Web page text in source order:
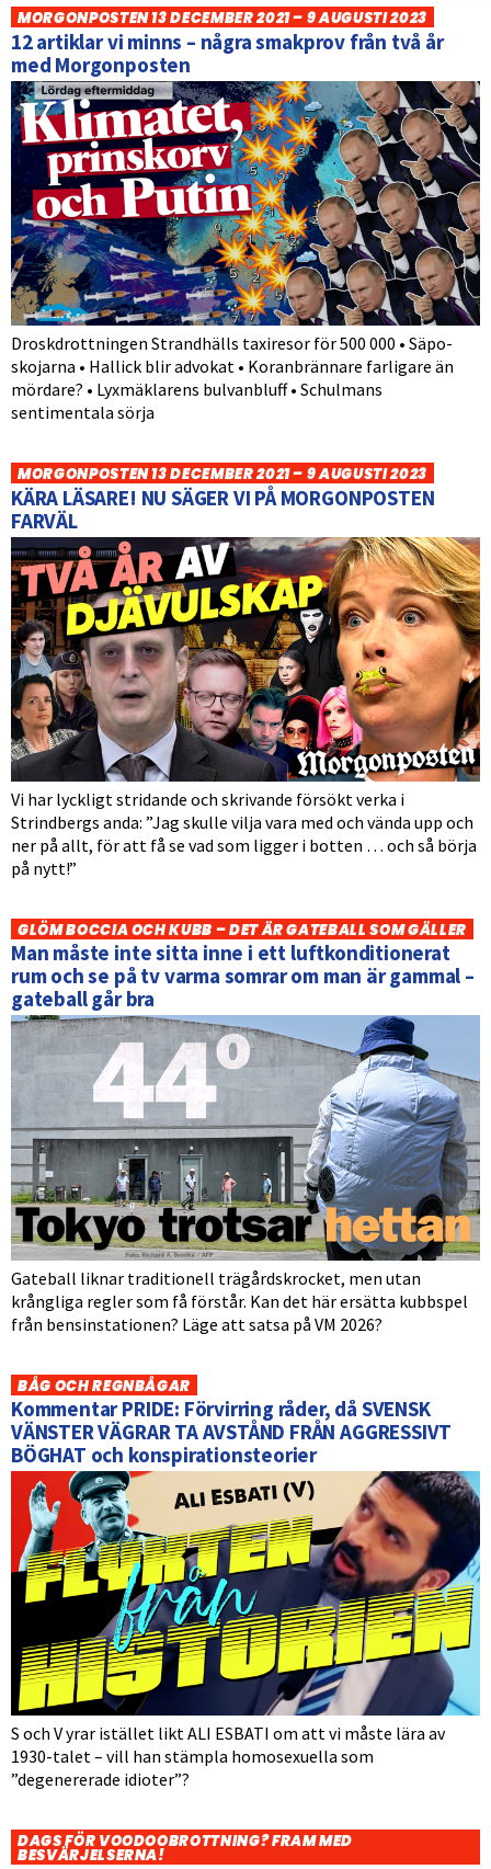
MORGONPOSTEN 13 DECEMBER 2021 – 9 AUGUSTI 2023
12 artiklar vi minns – några smakprov från två år
med Morgonposten
Droskdrottningen Strandhälls taxiresor för 500 000 • Säpo-
skojarna • Hallick blir advokat • Koranbrännare farligare än
mördare? • Lyxmäklarens bulvanbluff • Schulmans
sentimentala sörja
MORGONPOSTEN 13 DECEMBER 2021 – 9 AUGUSTI 2023
KÄRA LÄSARE! NU SÄGER VI PÅ MORGONPOSTEN
FARVÄL
Vi har lyckligt stridande och skrivande försökt verka i
Strindbergs anda: ”Jag skulle vilja vara med och vända upp och
ner på allt, för att få se vad som ligger i botten … och så börja
på nytt!”
GLÖM BOCCIA OCH KUBB – DET ÄR GATEBALL SOM GÄLLER
Man måste inte sitta inne i ett luftkonditionerat
rum och se på tv varma somrar om man är gammal –
gateball går bra
Gateball liknar traditionell trägårdskrocket, men utan
krångliga regler som få förstår. Kan det här ersätta kubbspel
från bensinstationen? Läge att satsa på VM 2026?
BÅG OCH REGNBÅGAR
Kommentar PRIDE: Förvirring råder, då SVENSK
VÄNSTER VÄGRAR TA AVSTÅND FRÅN AGGRESSIVT
BÖGHAT och konspirationsteorier
S och V yrar istället likt ALI ESBATI om att vi måste lära av
1930-talet – vill han stämpla homosexuella som
”degenererade idioter”?
DAGS FÖR VOODOOBROTTNING? FRAM MED
BESVÄRJELSERNA!